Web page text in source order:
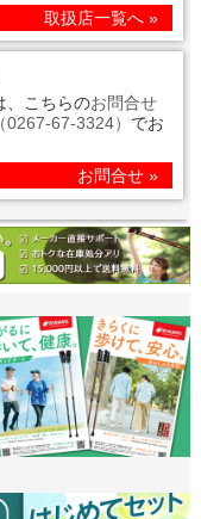
取扱店一覧へ »
、こちらのお問合せ
0267-67-3324） でお
お問合せ »